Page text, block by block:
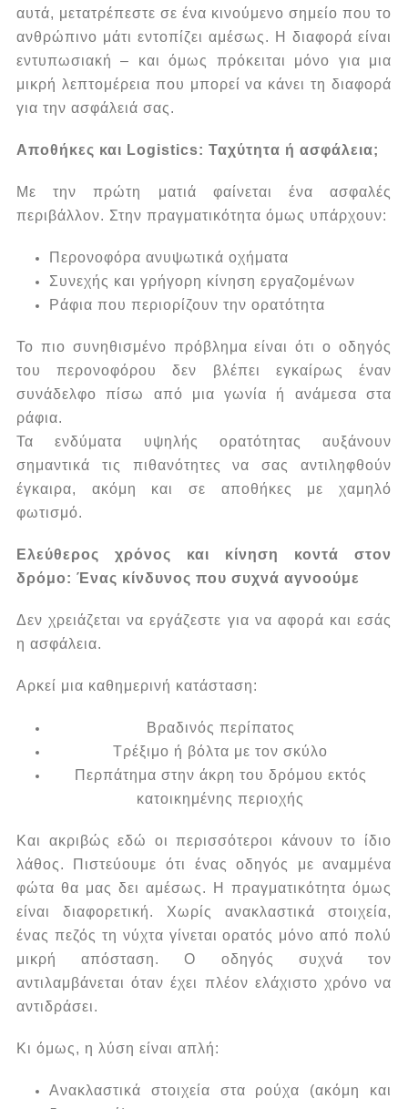
αυτά, μετατρέπεστε σε ένα κινούμενο σημείο που το
ανθρώπινο μάτι εντοπίζει αμέσως. Η διαφορά είναι
εντυπωσιακή – και όμως πρόκειται μόνο για μια
μικρή λεπτομέρεια που μπορεί να κάνει τη διαφορά
για την ασφάλειά σας.
Αποθήκες και Logistics: Ταχύτητα ή ασφάλεια;
Με την πρώτη ματιά φαίνεται ένα ασφαλές
περιβάλλον. Στην πραγματικότητα όμως υπάρχουν:
Περονοφόρα ανυψωτικά οχήματα
Συνεχής και γρήγορη κίνηση εργαζομένων
Ράφια που περιορίζουν την ορατότητα
Το πιο συνηθισμένο πρόβλημα είναι ότι ο οδηγός
του περονοφόρου δεν βλέπει εγκαίρως έναν
συνάδελφο πίσω από μια γωνία ή ανάμεσα στα
ράφια.
Τα ενδύματα υψηλής ορατότητας αυξάνουν
σημαντικά τις πιθανότητες να σας αντιληφθούν
έγκαιρα, ακόμη και σε αποθήκες με χαμηλό
φωτισμό.
Ελεύθερος χρόνος και κίνηση κοντά στον
δρόμο: Ένας κίνδυνος που συχνά αγνοούμε
Δεν χρειάζεται να εργάζεστε για να αφορά και εσάς
η ασφάλεια.
Αρκεί μια καθημερινή κατάσταση:
Βραδινός περίπατος
Τρέξιμο ή βόλτα με τον σκύλο
Περπάτημα στην άκρη του δρόμου εκτός
κατοικημένης περιοχής
Και ακριβώς εδώ οι περισσότεροι κάνουν το ίδιο
λάθος. Πιστεύουμε ότι ένας οδηγός με αναμμένα
φώτα θα μας δει αμέσως.
Η πραγματικότητα όμως
είναι διαφορετική. Χωρίς ανακλαστικά στοιχεία,
ένας πεζός τη νύχτα γίνεται ορατός μόνο από πολύ
μικρή απόσταση.Ο οδηγός συχνά τον
αντιλαμβάνεται όταν έχει πλέον ελάχιστο χρόνο να
αντιδράσει.
Κι όμως, η λύση είναι απλή:
Ανακλαστικά στοιχεία στα ρούχα (ακόμη και